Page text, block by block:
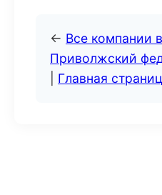
← Все компании
Приволжский
Главная